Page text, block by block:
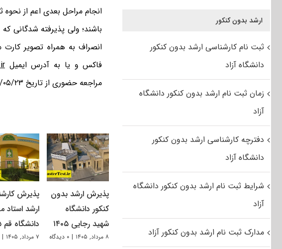
انجام مراحل بعدی اعم از
باشند؛ ولی پذیرفته شدگانی
انصراف به همراه تصویر کارت ملی خود را
فاکس و یا به آدرس ایمیل
مراجعه حضوری از تاریخ ۹۵/۰۵/۲۳ به بعد مراجعه فرمایید.
پذیرش ارشد بدون
کنکور دانشگاه
شهید رجایی ۱۴۰۵
۸ مرداد, ۱۴۰۵ | ۰ دیدگاه
پذیرش
ارشد استاد
دانشگاه قم ۱۴۰۵
۷ مرداد, ۱۴۰۵ |
ارشد بدون کنکور
ثبت نام کارشناسی ارشد بدون کنکور
دانشگاه آزاد
زمان ثبت نام ارشد بدون کنکور دانشگاه
آزاد
دفترچه کارشناسی ارشد بدون کنکور
دانشگاه آزاد
شرایط ثبت نام ارشد بدون کنکور دانشگاه
آزاد
مدارک ثبت نام ارشد بدون کنکور آزاد